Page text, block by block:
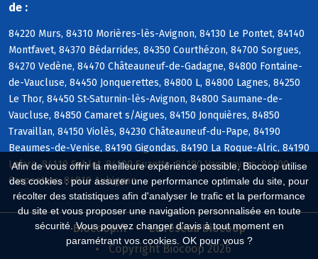
Afin de vous offrir la meilleure expérience possible, Biocoop utilise
des cookies : pour assurer une performance optimale du site, pour
récolter des statistiques afin d'analyser le trafic et la performance
du site et vous proposer une navigation personnalisée en toute
sécurité. Vous pouvez changer d'avis à tout moment en
paramétrant vos cookies. OK pour vous ?
de :
84220 Murs, 84310 Morières-lès-Avignon, 84130 Le Pontet, 84140
Montfavet, 84370 Bédarrides, 84350 Courthézon, 84700 Sorgues,
84270 Vedène, 84470 Châteauneuf-de-Gadagne, 84800 Fontaine-
de-Vaucluse, 84450 Jonquerettes, 84800 L, 84800 Lagnes, 84250
Le Thor, 84450 St-Saturnin-lès-Avignon, 84800 Saumane-de-
Vaucluse, 84850 Camaret s/Aigues, 84150 Jonquières, 84850
Travaillan, 84150 Violès, 84230 Châteauneuf-du-Pape, 84190
Beaumes-de-Venise, 84190 Gigondas, 84190 La Roque-Alric, 84190
Lafare, 84110 Sablet, 84190 Suzette, 84190 Vacqueyras, 84200
Carpentras, 84810 Aubignan
Biocoop.fr
Le réseau Biocoop
Copyright Biocoop 2026